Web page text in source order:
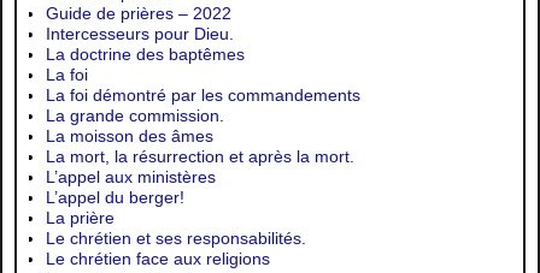
Guide de prières – 2022
Intercesseurs pour Dieu.
La doctrine des baptêmes
La foi
La foi démontré par les commandements
La grande commission.
La moisson des âmes
La mort, la résurrection et après la mort.
L’appel aux ministères
L’appel du berger!
La prière
Le chrétien et ses responsabilités.
Le chrétien face aux religions